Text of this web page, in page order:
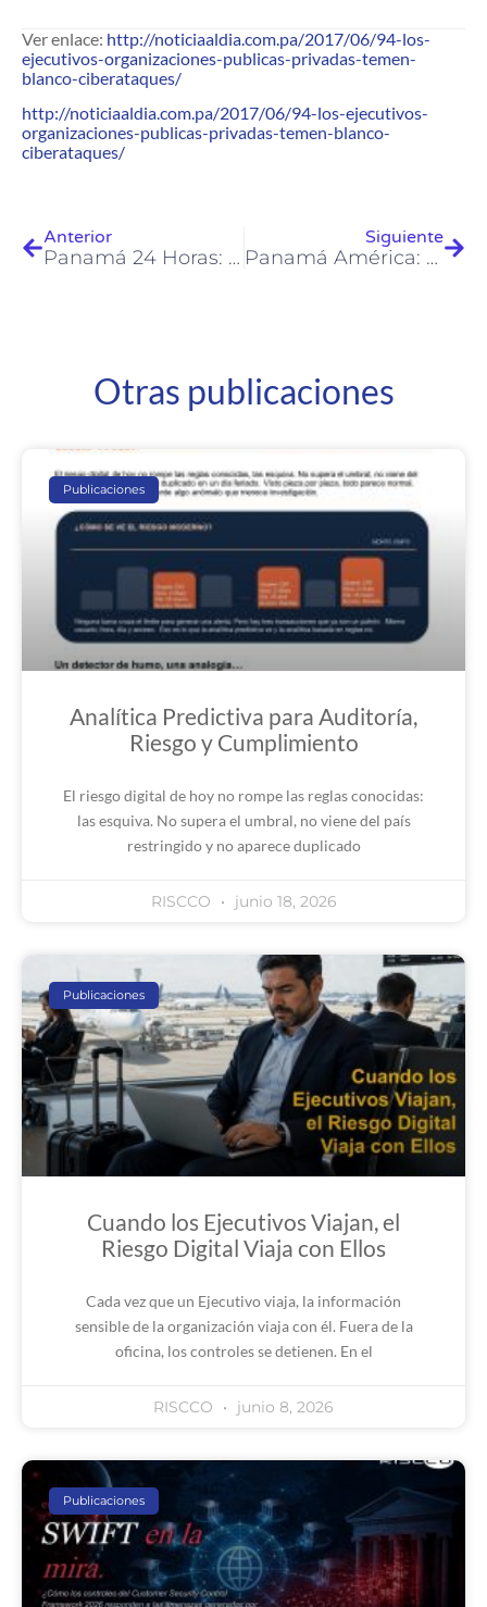
Ver enlace: http://noticiaaldia.com.pa/2017/06/94-los-
ejecutivos-organizaciones-publicas-privadas-temen-
blanco-ciberataques/
http://noticiaaldia.com.pa/2017/06/94-los-ejecutivos-
organizaciones-publicas-privadas-temen-blanco-
ciberataques/
Anterior
Panamá 24 Horas: Estos son los resultados del sondeo de RISCCO: 2017 Cibercrimen en Panamá
Siguiente
Panamá América: Ejecutivos, blanco de ciberataques
Otras publicaciones
Publicaciones
Analítica Predictiva para Auditoría,
Riesgo y Cumplimiento
El riesgo digital de hoy no rompe las reglas conocidas:
las esquiva. No supera el umbral, no viene del país
restringido y no aparece duplicado
RISCCO junio 18, 2026
Publicaciones
Cuando los Ejecutivos Viajan, el
Riesgo Digital Viaja con Ellos
Cada vez que un Ejecutivo viaja, la información
sensible de la organización viaja con él. Fuera de la
oficina, los controles se detienen. En el
RISCCO junio 8, 2026
Publicaciones